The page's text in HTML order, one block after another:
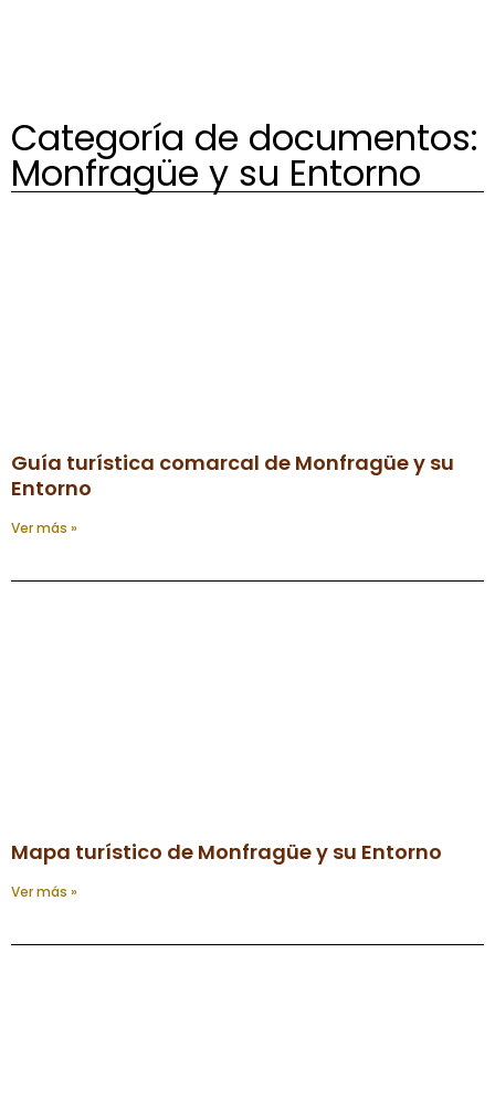
Categoría de documentos:
Monfragüe y su Entorno
Guía turística comarcal de Monfragüe y su
Entorno
Ver más »
Mapa turístico de Monfragüe y su Entorno
Ver más »